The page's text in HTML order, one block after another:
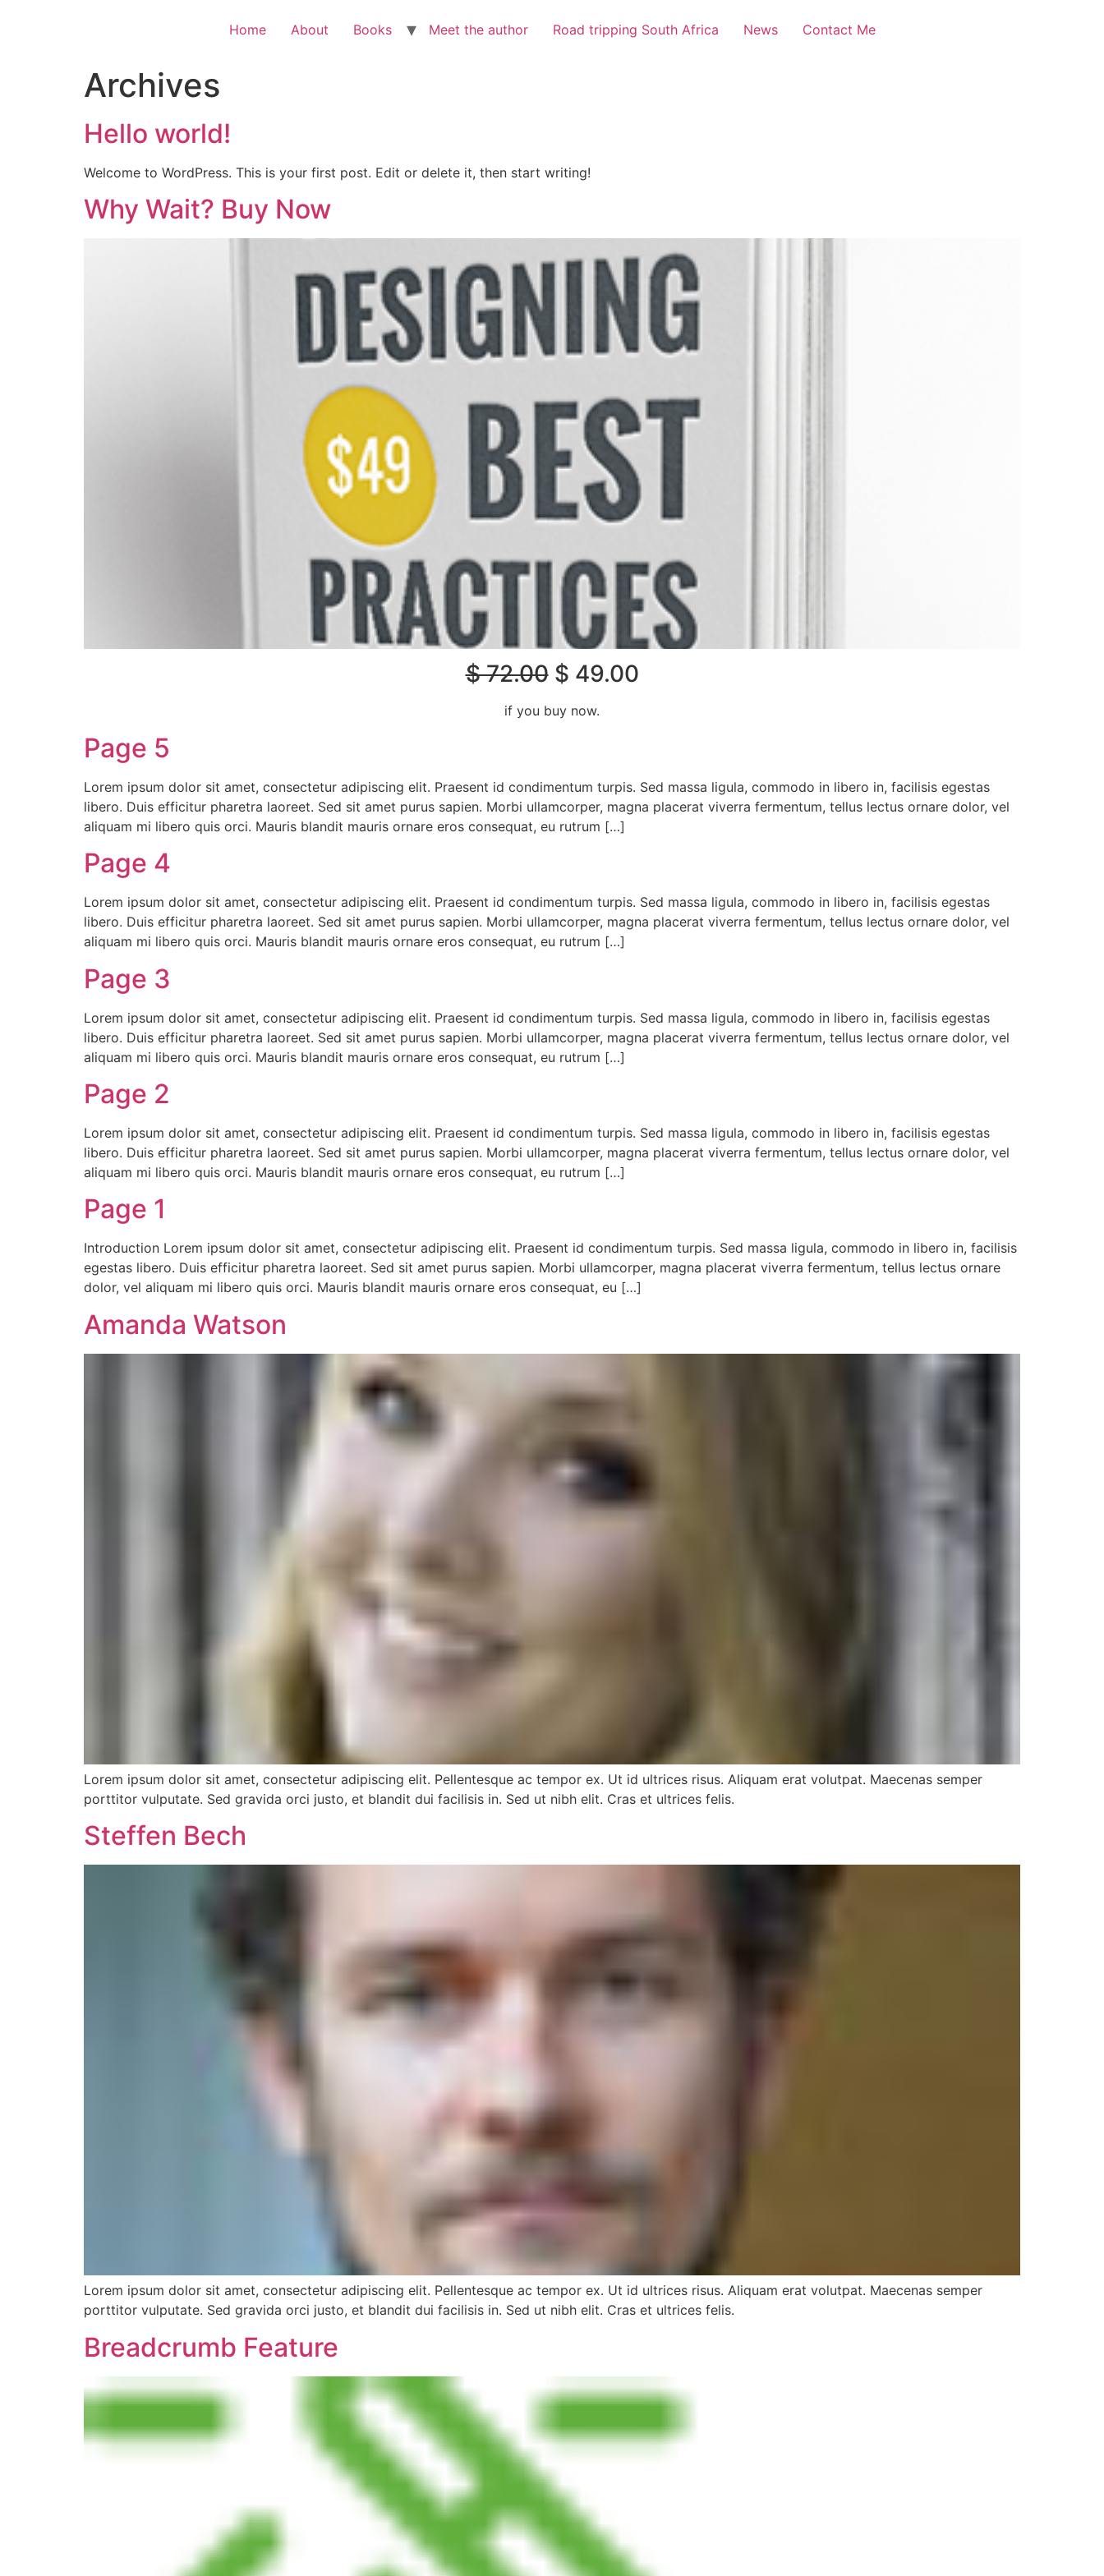
Home About Books Meet the author Road tripping South Africa News Contact Me
Archives
Hello world!
Welcome to WordPress. This is your first post. Edit or delete it, then start writing!
Why Wait? Buy Now
$ 72.00 $ 49.00
if you buy now.
Page 5
Lorem ipsum dolor sit amet, consectetur adipiscing elit. Praesent id condimentum turpis. Sed massa ligula, commodo in libero in, facilisis egestas
libero. Duis efficitur pharetra laoreet. Sed sit amet purus sapien. Morbi ullamcorper, magna placerat viverra fermentum, tellus lectus ornare dolor, vel
aliquam mi libero quis orci. Mauris blandit mauris ornare eros consequat, eu rutrum […]
Page 4
Lorem ipsum dolor sit amet, consectetur adipiscing elit. Praesent id condimentum turpis. Sed massa ligula, commodo in libero in, facilisis egestas
libero. Duis efficitur pharetra laoreet. Sed sit amet purus sapien. Morbi ullamcorper, magna placerat viverra fermentum, tellus lectus ornare dolor, vel
aliquam mi libero quis orci. Mauris blandit mauris ornare eros consequat, eu rutrum […]
Page 3
Lorem ipsum dolor sit amet, consectetur adipiscing elit. Praesent id condimentum turpis. Sed massa ligula, commodo in libero in, facilisis egestas
libero. Duis efficitur pharetra laoreet. Sed sit amet purus sapien. Morbi ullamcorper, magna placerat viverra fermentum, tellus lectus ornare dolor, vel
aliquam mi libero quis orci. Mauris blandit mauris ornare eros consequat, eu rutrum […]
Page 2
Lorem ipsum dolor sit amet, consectetur adipiscing elit. Praesent id condimentum turpis. Sed massa ligula, commodo in libero in, facilisis egestas
libero. Duis efficitur pharetra laoreet. Sed sit amet purus sapien. Morbi ullamcorper, magna placerat viverra fermentum, tellus lectus ornare dolor, vel
aliquam mi libero quis orci. Mauris blandit mauris ornare eros consequat, eu rutrum […]
Page 1
Introduction Lorem ipsum dolor sit amet, consectetur adipiscing elit. Praesent id condimentum turpis. Sed massa ligula, commodo in libero in, facilisis
egestas libero. Duis efficitur pharetra laoreet. Sed sit amet purus sapien. Morbi ullamcorper, magna placerat viverra fermentum, tellus lectus ornare
dolor, vel aliquam mi libero quis orci. Mauris blandit mauris ornare eros consequat, eu […]
Amanda Watson
Lorem ipsum dolor sit amet, consectetur adipiscing elit. Pellentesque ac tempor ex. Ut id ultrices risus. Aliquam erat volutpat. Maecenas semper
porttitor vulputate. Sed gravida orci justo, et blandit dui facilisis in. Sed ut nibh elit. Cras et ultrices felis.
Steffen Bech
Lorem ipsum dolor sit amet, consectetur adipiscing elit. Pellentesque ac tempor ex. Ut id ultrices risus. Aliquam erat volutpat. Maecenas semper
porttitor vulputate. Sed gravida orci justo, et blandit dui facilisis in. Sed ut nibh elit. Cras et ultrices felis.
Breadcrumb Feature